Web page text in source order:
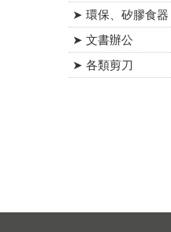
➤ 環保、矽膠食器
➤ 文書辦公
➤ 各類剪刀